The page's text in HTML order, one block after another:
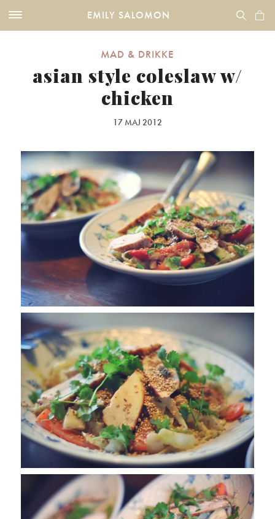
EMILY SALOMON
MAD & DRIKKE
asian style coleslaw w/
chicken
17 MAJ 2012